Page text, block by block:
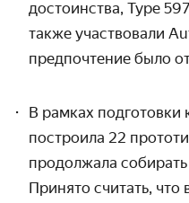
достоинства, Type
также участвовали
предпочтение было
В рамках подготовки
построила 22
продолжала
Принято считать,